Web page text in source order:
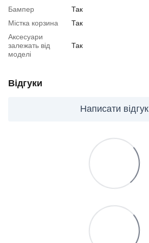
Бампер
Так
Містка корзина
Так
Аксесуари
залежать від
моделі
Так
Відгуки
Написати відгук